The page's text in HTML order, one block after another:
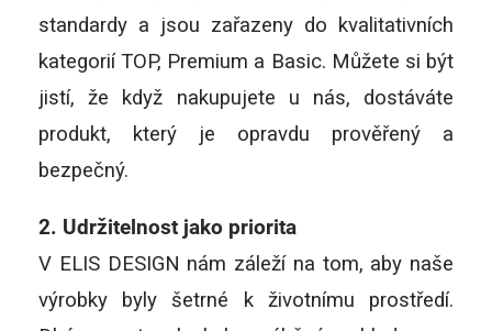
standardy a jsou zařazeny do kvalitativních
kategorií TOP, Premium a Basic. Můžete si být
jistí, že když nakupujete u nás, dostáváte
produkt, který je opravdu prověřený a
bezpečný.
2. Udržitelnost jako priorita
V ELIS DESIGN nám záleží na tom, aby naše
výrobky byly šetrné k životnímu prostředí.